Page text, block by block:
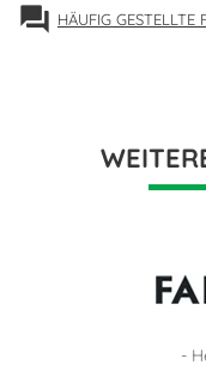
forum HÄUFIG GESTELLTE
-